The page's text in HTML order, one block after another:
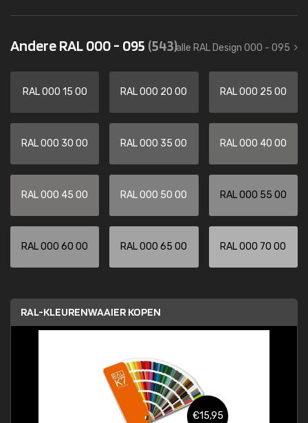
Andere RAL 000 - 095 (543)alle RAL Design 000 - 095
RAL 000 15 00 RAL 000 20 00 RAL 000 25 00
RAL 000 30 00 RAL 000 35 00 RAL 000 40 00
RAL 000 45 00 RAL 000 50 00 RAL 000 55 00
RAL 000 60 00 RAL 000 65 00 RAL 000 70 00
RAL-KLEURENWAAIER KOPEN
€15,95